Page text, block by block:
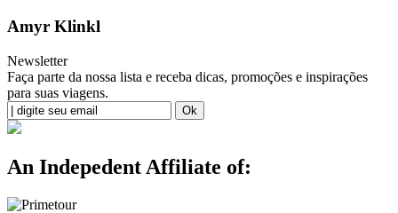
Amyr Klinkl
Newsletter
Faça parte da nossa lista e receba dicas, promoções e inspirações
para suas viagens.
An Indepedent Affiliate of: